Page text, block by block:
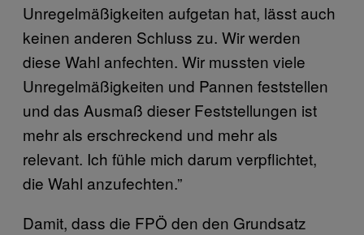
Unregelmäßigkeiten aufgetan hat, lässt auch
keinen anderen Schluss zu. Wir werden
diese Wahl anfechten. Wir mussten viele
Unregelmäßigkeiten und Pannen feststellen
und das Ausmaß dieser Feststellungen ist
mehr als erschreckend und mehr als
relevant. Ich fühle mich darum verpflichtet,
die Wahl anzufechten.”
Damit, dass die FPÖ den den Grundsatz